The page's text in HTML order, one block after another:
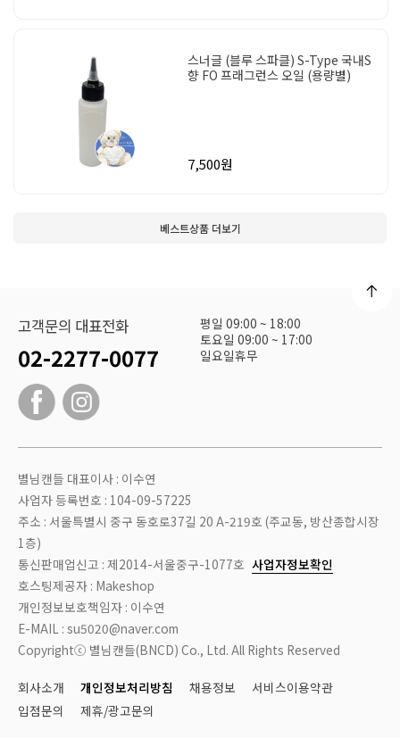
스너글 (블루 스파클) S-Type 국내S
향 FO 프래그런스 오일 (용량별)
7,500원
베스트상품 더보기
고객문의 대표전화
02-2277-0077
평일 09:00 ~ 18:00
토요일 09:00 ~ 17:00
일요일휴무
별님캔들 대표이사 : 이수연
사업자 등록번호 : 104-09-57225
주소 : 서울특별시 중구 동호로37길 20 A-219호 (주교동, 방산종합시장
1층)
통신판매업신고 : 제2014-서울중구-1077호 사업자정보확인
호스팅제공자 : Makeshop
개인정보보호책임자 : 이수연
E-MAIL : su5020@naver.com
Copyrightⓒ 별님캔들(BNCD) Co., Ltd. All Rights Reserved
회사소개 개인정보처리방침 채용정보
서비스이용약관
입점문의
제휴/광고문의